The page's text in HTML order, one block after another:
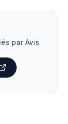
par Avis